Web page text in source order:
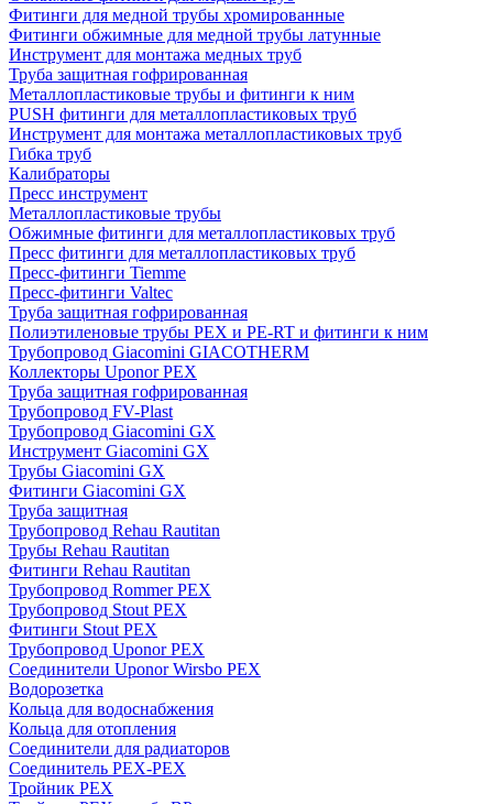
Фитинги для медной трубы хромированные
Фитинги обжимные для медной трубы латунные
Инструмент для монтажа медных труб
Труба защитная гофрированная
Металлопластиковые трубы и фитинги к ним
PUSH фитинги для металлопластиковых труб
Инструмент для монтажа металлопластиковых труб
Гибка труб
Калибраторы
Пресс инструмент
Металлопластиковые трубы
Обжимные фитинги для металлопластиковых труб
Пресс фитинги для металлопластиковых труб
Пресс-фитинги Tiemme
Пресс-фитинги Valtec
Труба защитная гофрированная
Полиэтиленовые трубы PEX и PE-RT и фитинги к ним
Трубопровод Giacomini GIACOTHERM
Коллекторы Uponor PEX
Труба защитная гофрированная
Трубопровод FV-Plast
Трубопровод Giacomini GX
Инструмент Giacomini GX
Трубы Giacomini GX
Фитинги Giacomini GX
Труба защитная
Трубопровод Rehau Rautitan
Трубы Rehau Rautitan
Фитинги Rehau Rautitan
Трубопровод Rommer PEX
Трубопровод Stout PEX
Фитинги Stout PEX
Трубопровод Uponor PEX
Соединители Uponor Wirsbo PEX
Водорозетка
Кольца для водоснабжения
Кольца для отопления
Соединители для радиаторов
Соединитель PEX-PEX
Тройник PEX